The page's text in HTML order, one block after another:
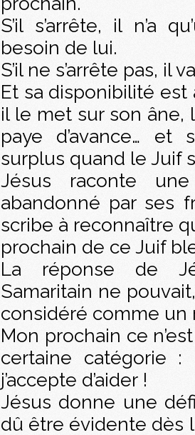
S’il s’arrête, il n’a
besoin de lui.
S’il ne s’arrête pas, il
Et sa disponibilité
il le met sur son âne,
paye d’avance… et
surplus quand le Juif
Jésus raconte
abandonné par ses
scribe à reconnaître
prochain de ce Juif
La réponse de
Samaritain ne
considéré comme un
Mon prochain ce
certaine catégorie
j’accepte d’aider !
Jésus donne une
dû être évidente dès